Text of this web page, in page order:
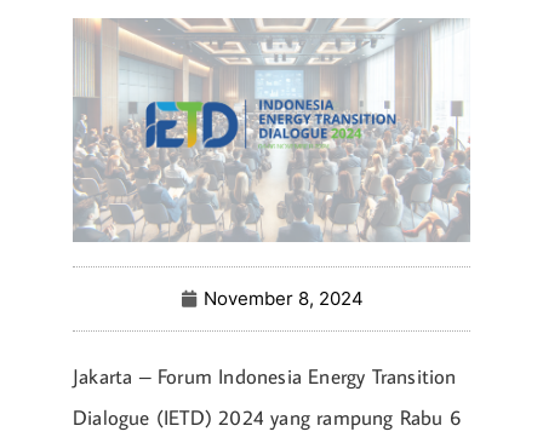
November 8, 2024
Jakarta – Forum Indonesia Energy Transition
Dialogue (IETD) 2024 yang rampung Rabu 6